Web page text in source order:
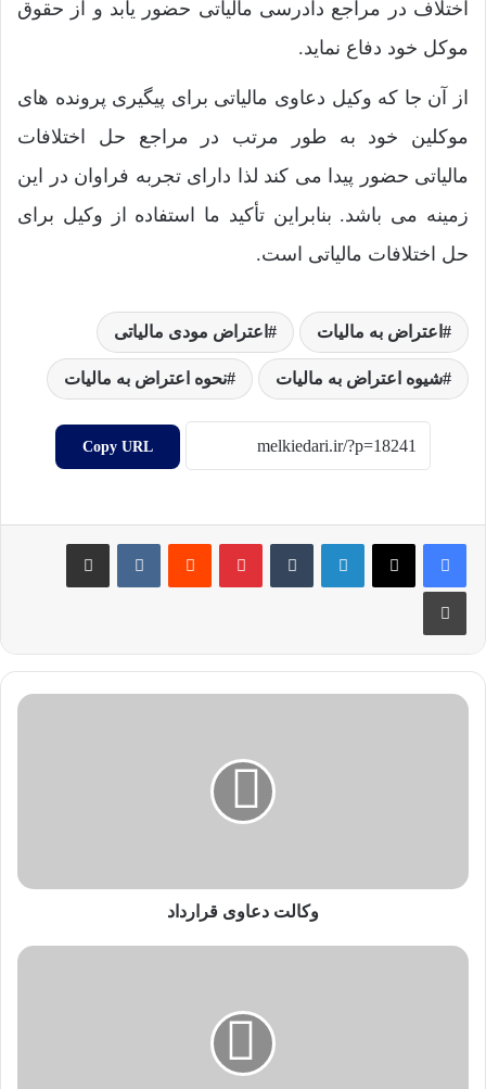
اختلاف در مراجع دادرسی مالیاتی حضور یابد و از حقوق
موکل خود دفاع نماید.
از آن جا که وکیل دعاوی مالیاتی برای پیگیری پرونده های
موکلین خود به طور مرتب در مراجع حل اختلافات
مالیاتی حضور پیدا می کند لذا دارای تجربه فراوان در این
زمینه می باشد. بنابراین تأکید ما استفاده از وکیل برای
حل اختلافات مالیاتی است.
اعتراض به مالیات اعتراض مودی مالیاتی
شیوه اعتراض به مالیات نحوه اعتراض به مالیات
Copy URL
وکالت دعاوی قرارداد